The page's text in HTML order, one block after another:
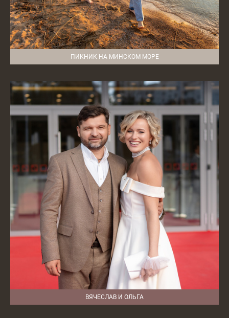
ПИКНИК НА МИНСКОМ МОРЕ
ВЯЧЕСЛАВ И ОЛЬГА